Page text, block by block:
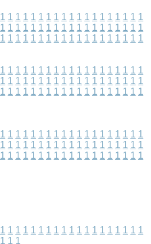
1 1 1 1 1 1 1 1 1 1 1 1 1 1 1 1 1 1 1
1 1 1 1 1 1 1 1 1 1 1 1 1 1 1 1 1 1 1
1 1 1 1 1 1 1 1 1 1 1 1 1 1 1 1 1 1 1
1 1 1 1 1 1 1 1 1 1 1 1 1 1 1 1 1 1 1
1 1 1 1 1 1 1 1 1 1 1 1 1 1 1 1 1 1 1
1 1 1 1 1 1 1 1 1 1 1 1 1 1 1 1 1 1 1
1 1 1 1 1 1 1 1 1 1 1 1 1 1 1 1 1 1 1
1 1 1 1 1 1 1 1 1 1 1 1 1 1 1 1 1 1 1
1 1 1 1 1 1 1 1 1 1 1 1 1 1 1 1 1 1 1
1 1 1 1 1 1 1 1 1 1 1 1 1 1 1 1 1 1 1
1 1 1